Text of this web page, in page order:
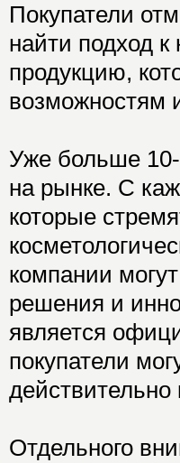
Покупатели
найти подход
продукцию,
возможностям
Уже больше
на рынке. С
которые
компании
решения и
является
покупатели
действительно
Отдельного